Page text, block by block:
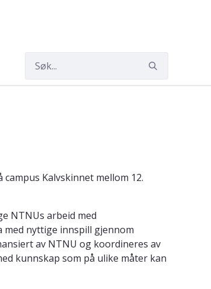
Kalvskinnet mellom 12.
NTNUs arbeid med
nyttige innspill gjennom
av NTNU og koordineres av
kunnskap som på ulike måter kan